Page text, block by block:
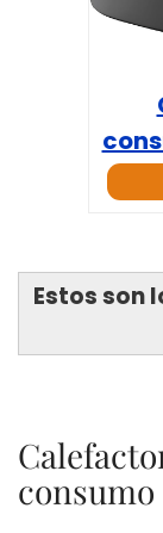
Estos son
consumo